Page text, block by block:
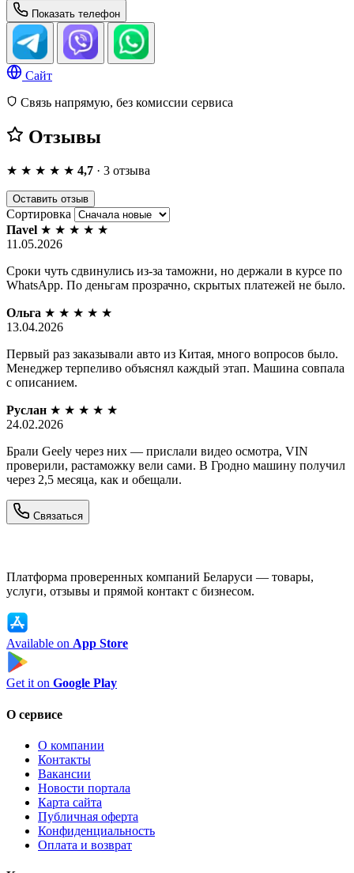
Показать телефон
Сайт
Связь напрямую, без комиссии сервиса
Отзывы
★ ★ ★ ★ ★ 4,7 · 3 отзыва
Оставить отзыв
Сортировка
Пavel ★ ★ ★ ★ ★
11.05.2026
Сроки чуть сдвинулись из‑за таможни, но держали в курсе по
WhatsApp. По деньгам прозрачно, скрытых платежей не было.
Ольга ★ ★ ★ ★ ★
13.04.2026
Первый раз заказывали авто из Китая, много вопросов было.
Менеджер терпеливо объяснял каждый этап. Машина совпала
с описанием.
Руслан ★ ★ ★ ★ ★
24.02.2026
Брали Geely через них — прислали видео осмотра, VIN
проверили, растаможку вели сами. В Гродно машину получил
через 2,5 месяца, как и обещали.
Связаться
Платформа проверенных компаний Беларуси — товары,
услуги, отзывы и прямой контакт с бизнесом.
Available on App Store
Get it on Google Play
О сервисе
О компании
Контакты
Вакансии
Новости портала
Карта сайта
Публичная оферта
Конфиденциальность
Оплата и возврат